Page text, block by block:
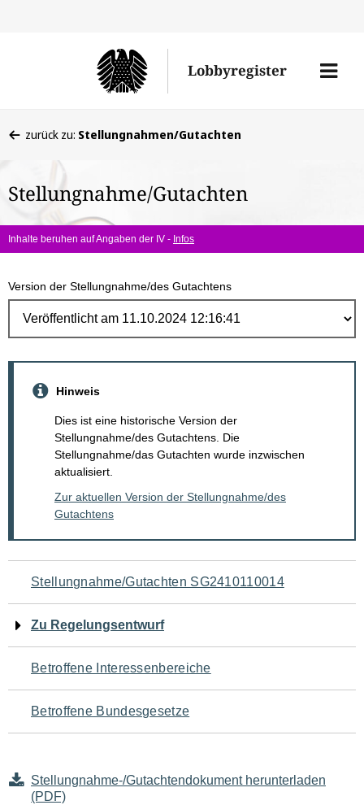
Lobbyregister
Menü
befinden
hier:
zurück zu: Stellungnahmen/Gutachten
Stellungnahme/Gutachten
Inhalte beruhen auf Angaben der IV - Infos
Version der Stellungnahme/des Gutachtens
Hinweis
Dies ist eine historische Version der
Stellungnahme/des Gutachtens. Die
Stellungnahme/das Gutachten wurde inzwischen
aktualisiert.
Zur aktuellen Version der Stellungnahme/des
Gutachtens
Navigation
für
den
Seiteninhalt
Stellungnahme/Gutachten SG2410110014
Zu Regelungsentwurf
Betroffene Interessenbereiche
Betroffene Bundesgesetze
Stellungnahme-/Gutachtendokument herunterladen
(PDF)